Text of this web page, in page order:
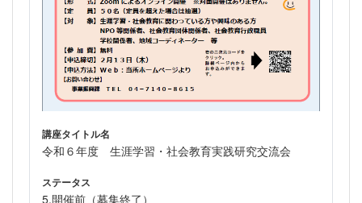
講座タイトル名
令和６年度 生涯学習・社会教育実践研究交流会
ステータス
5.開催前（募集終了）